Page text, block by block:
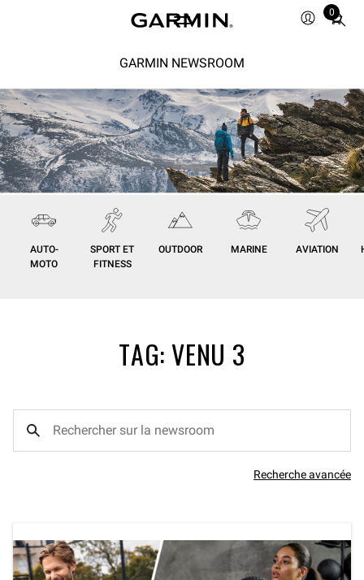
0
Total
0
GARMIN NEWSROOM
AUTO-
MOTO
SPORT ET
FITNESS
OUTDOOR MARINE AVIATION
TAG:VENU 3
Recherche avancée